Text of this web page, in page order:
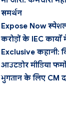
समर्थन
Expose Now
करोड़ों के IEC कार्यों
Exclusive कहानी:
आउटडोर मीडिया
भुगतान के लिए CM